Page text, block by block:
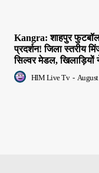
Kangra: शाहपुर
प्रदर्शन! जिला स्तरीय
सिल्वर मेडल, खिलाड़ियों
HIM Live Tv -